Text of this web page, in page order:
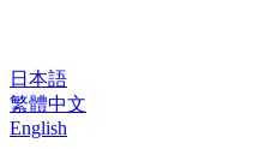
日本語
繁體中文
English